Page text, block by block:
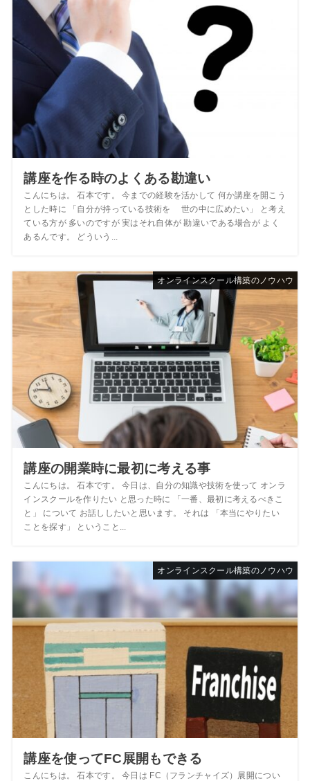
講座を作る時のよくある勘違い
こんにちは。 石本です。 今までの経験を活かして 何か講座を開こう
とした時に 「自分が持っている技術を 世の中に広めたい」 と考え
ている方が 多いのですが 実はそれ自体が 勘違いである場合が よく
あるんです。 どういう...
オンラインスクール構築のノウハウ
講座の開業時に最初に考える事
こんにちは。 石本です。 今日は、自分の知識や技術を使って オンラ
インスクールを作りたい と思った時に 「一番、最初に考えるべきこ
と」 について お話ししたいと思います。 それは 「本当にやりたい
ことを探す」 ということ...
オンラインスクール構築のノウハウ
講座を使ってFC展開もできる
こんにちは。 石本です。 今日は FC（フランチャイズ）展開につい